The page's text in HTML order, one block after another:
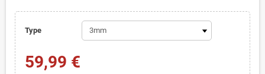
Type
59,99 €